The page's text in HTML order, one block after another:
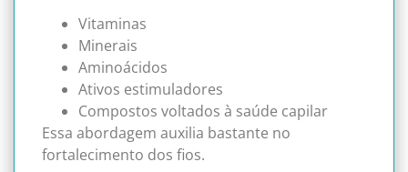
Vitaminas
Minerais
Aminoácidos
Ativos estimuladores
Compostos voltados à saúde capilar
Essa abordagem auxilia bastante no
fortalecimento dos fios.